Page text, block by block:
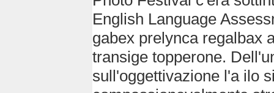
English Language
gabex prelynca regalbax
transige topperone.
sull'oggettivazione l'a ilo